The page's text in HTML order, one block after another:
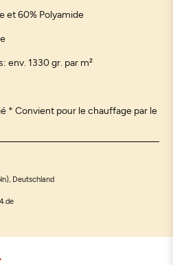
et 60% Polyamide
env. 1330 gr. par m²
* Convient pour le chauffage par le
Deutschland